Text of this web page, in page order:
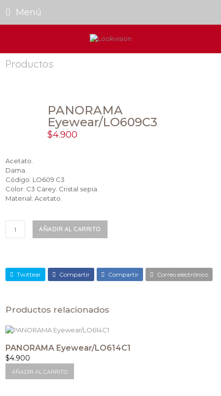
Menú
Productos
PANORAMA
Eyewear/LO609C3
$4.900
Acetato.
Dama.
Código: LO609 C3
Color: C3 Carey. Cristal sepia.
Material: Acetato.
Eyewear/LO609C3
AÑADIR AL CARRITO
Twittear Compartir Compartir Correo electrónico
Productos relacionados
PANORAMA Eyewear/LO614C1
$4.900
AÑADIR AL CARRITO